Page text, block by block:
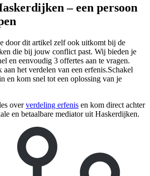
– een persoon
door dit artikel zelf ook uitkomt bij de
die bij jouw conflict past. Wij bieden je
en eenvoudig 3 offertes aan te vragen.
het verdelen van een erfenis.Schakel
en kom snel tot een oplossing van je
oververdeling erfenis en kom direct achter
en betaalbare mediator uit Haskerdijken.